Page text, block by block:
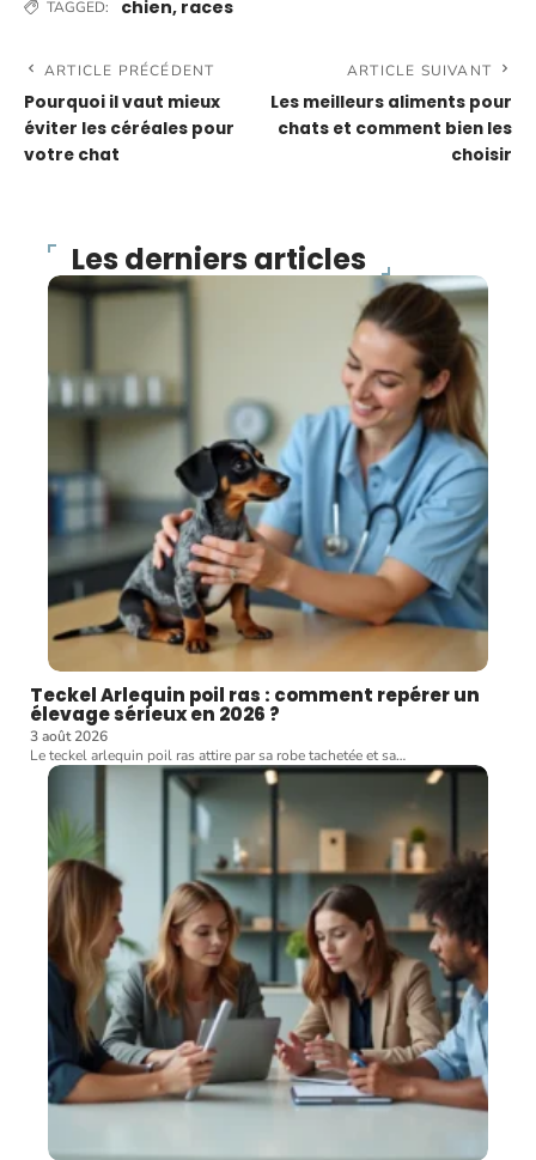
TAGGED: chien, races
ARTICLE PRÉCÉDENT
Pourquoi il vaut mieux
éviter les céréales pour
votre chat
ARTICLE SUIVANT
Les meilleurs aliments pour
chats et comment bien les
choisir
Les derniers articles
Teckel Arlequin poil ras : comment repérer un
élevage sérieux en 2026 ?
3 août 2026
Le teckel arlequin poil ras attire par sa robe tachetée et sa…